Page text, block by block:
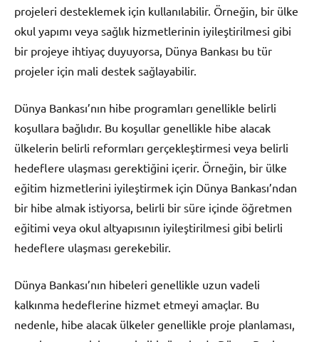
projeleri desteklemek için kullanılabilir. Örneğin, bir ülke
okul yapımı veya sağlık hizmetlerinin iyileştirilmesi gibi
bir projeye ihtiyaç duyuyorsa, Dünya Bankası bu tür
projeler için mali destek sağlayabilir.
Dünya Bankası’nın hibe programları genellikle belirli
koşullara bağlıdır. Bu koşullar genellikle hibe alacak
ülkelerin belirli reformları gerçekleştirmesi veya belirli
hedeflere ulaşması gerektiğini içerir. Örneğin, bir ülke
eğitim hizmetlerini iyileştirmek için Dünya Bankası’ndan
bir hibe almak istiyorsa, belirli bir süre içinde öğretmen
eğitimi veya okul altyapısının iyileştirilmesi gibi belirli
hedeflere ulaşması gerekebilir.
Dünya Bankası’nın hibeleri genellikle uzun vadeli
kalkınma hedeflerine hizmet etmeyi amaçlar. Bu
nedenle, hibe alacak ülkeler genellikle proje planlaması,